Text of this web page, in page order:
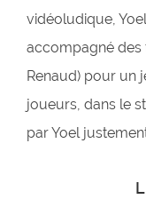
vidéoludique,
accompagné des
Renaud) pour un
joueurs, dans le
par Yoel